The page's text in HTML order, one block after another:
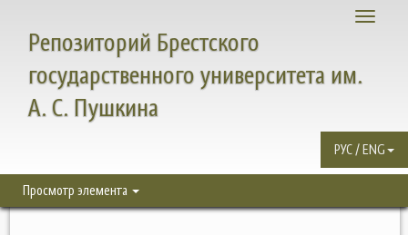
Toggle
Репозиторий Брестского
государственного университета им.
А. С. Пушкина
РУС / ENG
Просмотр элемента